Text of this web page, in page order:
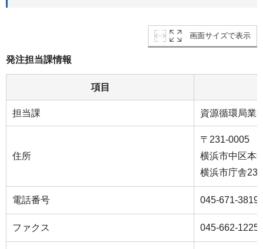
画面サイズで表示
発注担当課情報
項目
担当課 資源循環局業
住所
〒231-0005
横浜市中区本
横浜市庁舎23
電話番号 045-671-3819
ファクス 045-662-1225